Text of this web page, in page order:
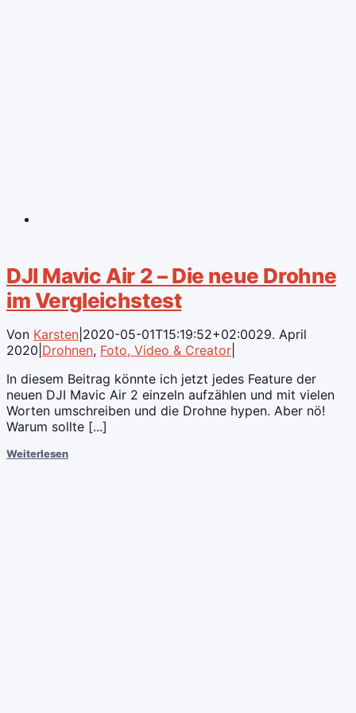
DJI Mavic Air 2 – Die neue Drohne
im Vergleichstest
Von Karsten 2020-05-01T15:19:52+02:0029. April
2020 Drohnen, Foto, Video & Creator
In diesem Beitrag könnte ich jetzt jedes Feature der
neuen DJI Mavic Air 2 einzeln aufzählen und mit vielen
Worten umschreiben und die Drohne hypen. Aber nö!
Warum sollte [...]
Weiterlesen